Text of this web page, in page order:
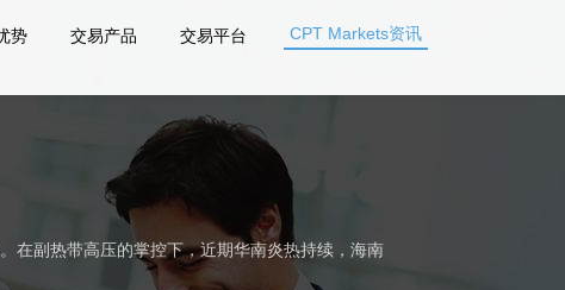
势 交易产品 交易平台 CPT Markets资讯
在副热带高压的掌控下，近期华南炎热持续，海南